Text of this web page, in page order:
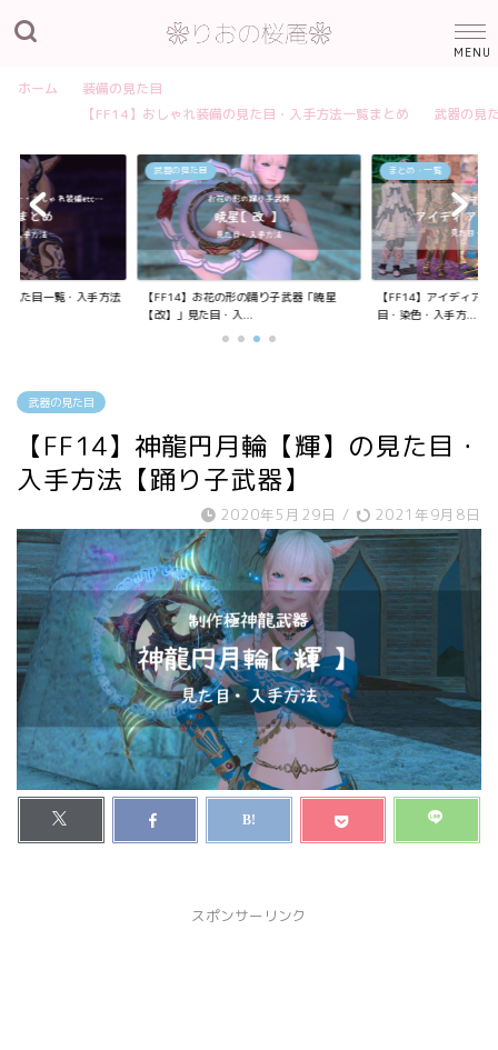
ホーム
装備の見た目
【FF14】おしゃれ装備の見た目・入手方法一覧まとめ
武器の見
見た目一覧・入手方法
武器の見た目
【FF14】お花の形の踊り子武器「暁星
【改】」見た目・入...
まとめ・一覧
【FF14】アイディア
目・染色・入手方...
武器の見た目
【FF14】神龍円月輪【輝】の見た目・
入手方法【踊り子武器】
2020年5月29日 / 2021年9月8日
スポンサーリンク